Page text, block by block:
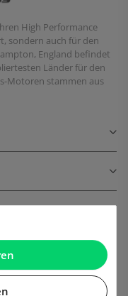
High Performance
sondern auch für den
England befindet
Länder für den
Motoren stammen aus